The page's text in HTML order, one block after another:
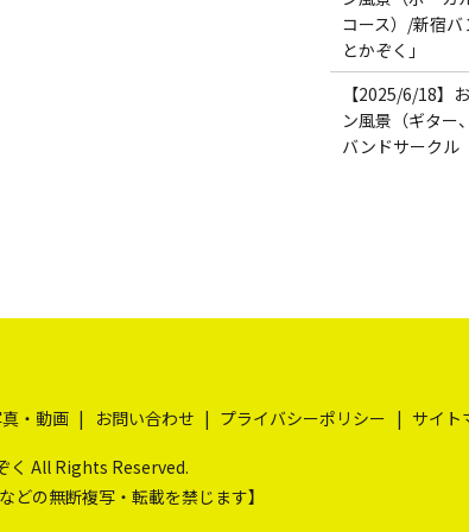
コース）/新宿
とかぞく」
【2025/6/18】
ン風景（ギター
バンドサークル
・動画 お問い合わせ プライバシーポリシー サイト
All Rights Reserved.
どの無断複写・転載を禁じます】